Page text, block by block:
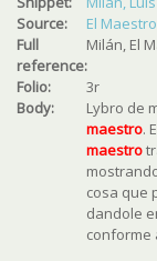
Source:
El Maestro
Full
reference:
Milán, El
Folio:
3r
Body:
Lybro de
maestro.
maestro
cosa que
dandole
conforme